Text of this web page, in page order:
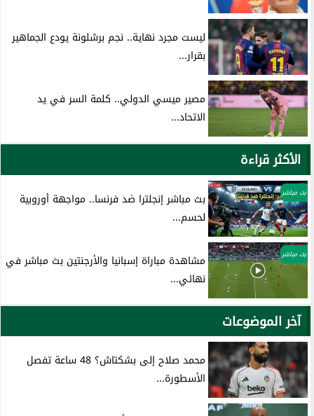
ليست مجرد نهاية.. نجم برشلونة يودع الجماهير
بقرار...
مصير ميسي الدولي.. كلمة السر في يد
الاتحاد...
الأكثر قراءة
بث مباشر
بث مباشر إنجلترا ضد فرنسا.. مواجهة أوروبية
لحسم...
بث مباشر
مشاهدة مباراة إسبانيا والأرجنتين بث مباشر في
نهائي...
آخر الموضوعات
محمد صلاح إلى بشكتاش؟ 48 ساعة تفصل
الأسطورة...